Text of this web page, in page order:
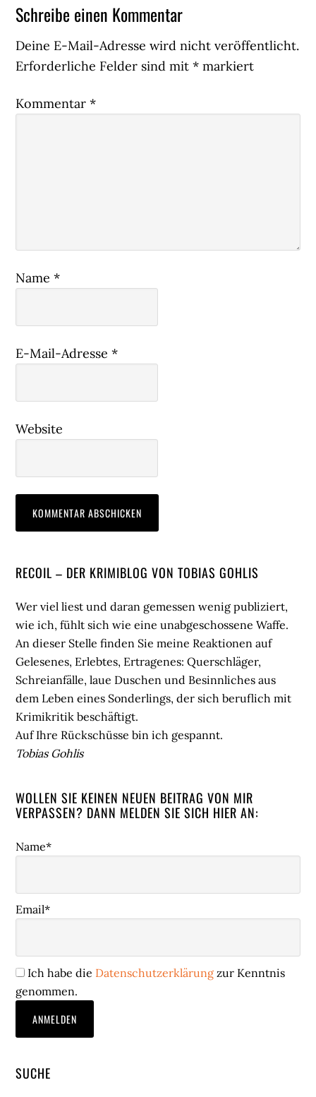
Leser-
Interaktionen
Schreibe einen Kommentar
Deine E-Mail-Adresse wird nicht veröffentlicht.
Erforderliche Felder sind mit* markiert
Kommentar*
Name*
E-Mail-Adresse*
Website
Seitenspalte
RECOIL – DER KRIMIBLOG VON TOBIAS GOHLIS
Wer viel liest und daran gemessen wenig publiziert,
wie ich, fühlt sich wie eine unabgeschossene Waffe.
An dieser Stelle finden Sie meine Reaktionen auf
Gelesenes, Erlebtes, Ertragenes: Querschläger,
Schreianfälle, laue Duschen und Besinnliches aus
dem Leben eines Sonderlings, der sich beruflich mit
Krimikritik beschäftigt.
Auf Ihre Rückschüsse bin ich gespannt.
Tobias Gohlis
WOLLEN SIE KEINEN NEUEN BEITRAG VON MIR
VERPASSEN? DANN MELDEN SIE SICH HIER AN:
Name*
Email*
Ich habe die Datenschutzerklärung zur Kenntnis
genommen.
SUCHE